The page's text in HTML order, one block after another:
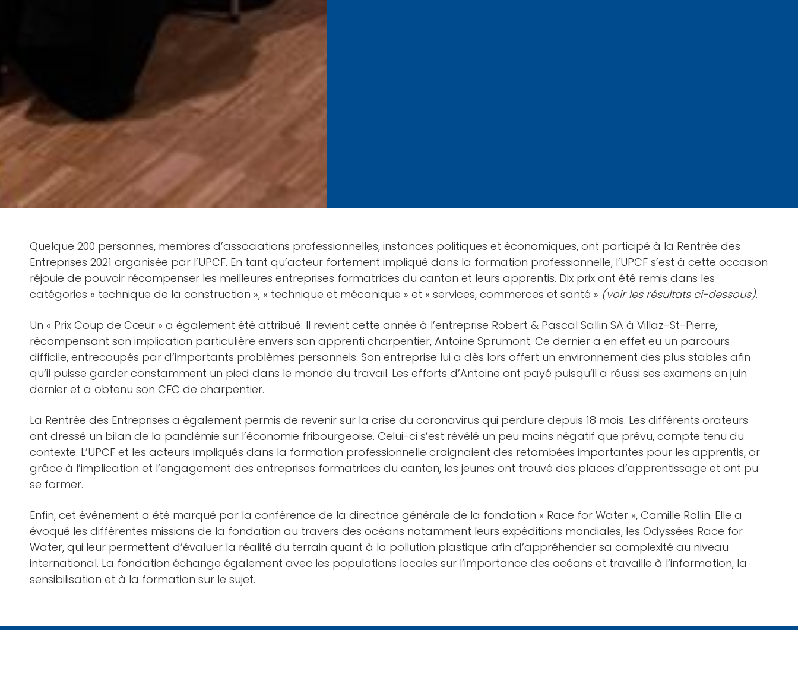
Quelque 200 personnes, membres d’associations professionnelles, instances politiques et économiques, ont participé à la Rentrée des
Entreprises 2021 organisée par l’UPCF. En tant qu’acteur fortement impliqué dans la formation professionnelle, l’UPCF s’est à cette occasion
réjouie de pouvoir récompenser les meilleures entreprises formatrices du canton et leurs apprentis. Dix prix ont été remis dans les
catégories « technique de la construction », « technique et mécanique » et « services, commerces et santé » (voir les résultats ci-dessous).
Un « Prix Coup de Cœur » a également été attribué. Il revient cette année à l’entreprise Robert & Pascal Sallin SA à Villaz-St-Pierre,
récompensant son implication particulière envers son apprenti charpentier, Antoine Sprumont. Ce dernier a en effet eu un parcours
difficile, entrecoupés par d’importants problèmes personnels. Son entreprise lui a dès lors offert un environnement des plus stables afin
qu’il puisse garder constamment un pied dans le monde du travail. Les efforts d’Antoine ont payé puisqu’il a réussi ses examens en juin
dernier et a obtenu son CFC de charpentier.
La Rentrée des Entreprises a également permis de revenir sur la crise du coronavirus qui perdure depuis 18 mois. Les différents orateurs
ont dressé un bilan de la pandémie sur l’économie fribourgeoise. Celui-ci s’est révélé un peu moins négatif que prévu, compte tenu du
contexte. L’UPCF et les acteurs impliqués dans la formation professionnelle craignaient des retombées importantes pour les apprentis, or
grâce à l’implication et l’engagement des entreprises formatrices du canton, les jeunes ont trouvé des places d’apprentissage et ont pu
se former.
Enfin, cet événement a été marqué par la conférence de la directrice générale de la fondation « Race for Water », Camille Rollin. Elle a
évoqué les différentes missions de la fondation au travers des océans notamment leurs expéditions mondiales, les Odyssées Race for
Water, qui leur permettent d’évaluer la réalité du terrain quant à la pollution plastique afin d’appréhender sa complexité au niveau
international. La fondation échange également avec les populations locales sur l’importance des océans et travaille à l’information, la
sensibilisation et à la formation sur le sujet.